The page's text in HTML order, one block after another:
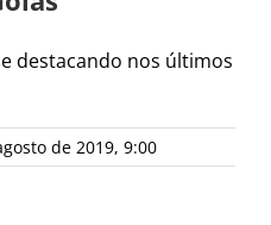
destacando nos últimos
de 2019, 9:00